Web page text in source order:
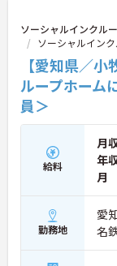
ソーシャルインクル
ソーシャルイン
【愛知県／
ループホーム
員＞
給料
月
年
月
勤務地
愛
名